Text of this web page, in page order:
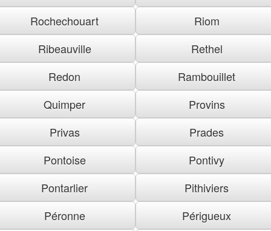
Rochechouart
Riom
Ribeauville
Rethel
Redon
Rambouillet
Quimper
Provins
Privas
Prades
Pontoise
Pontivy
Pontarlier
Pithiviers
Péronne
Périgueux